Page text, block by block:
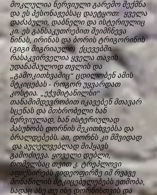
მოკლულია ნერვიული გარემო შექმნა
და ეს პესონაჟებსაც დაეტყოთ: ყველა
დაძაბული, დაბნელი და ისტერიულიც
კი. ეს განსაკუთრებით შეიმჩნევა
ნინას, ირინას და ბორის ტრიგორინის
(გიგი მიგრიაული) ქცევებში.
რასაკვირველია ყველა თავის
უდანაშაულოდ თვლის და
„გამოკითხვაშიც“ ცდილობენ ამის
მტკიცებას - როგორ უყვარდათ
კოსტია. „ეჭვმიტანილნი“
თანამიმდევრობით იკავებენ მთავარ
სცენას და მთხრობელი ხან
ნერვიულად, ხან ისტერიულად
პასუხობს დორნის შეკითხვებსა და
ბრალდებებს. აი, დორნს კი მშვიდად
და აუღელვებლად მიჰყავს
გამოძიევა. ყოველი დუბლი,
რომელსაც თვით კ. ტრეპლოვი
აფიქსირებს ვიდეოფირზე იმ რვავე
მონაწილის მტკიცებულებებს ეთმობა,
სადაც ასე თუ ისე დორნისთვის და